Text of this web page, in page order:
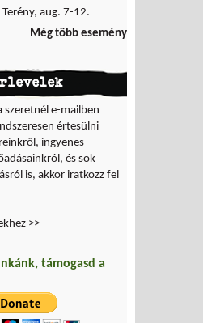
aug. 7-12.
Még több esemény
szeretnél e-mailben
értesülni
ingyenes
és sok
is, akkor iratkozz fel
>>
támogasd a